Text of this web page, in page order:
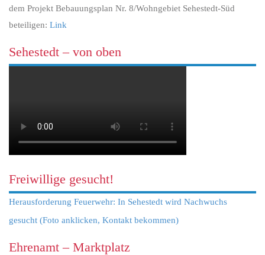
dem Projekt Bebauungsplan Nr. 8/Wohngebiet Sehestedt-Süd
beteiligen: Link
Sehestedt – von oben
Freiwillige gesucht!
Herausforderung Feuerwehr: In Sehestedt wird Nachwuchs
gesucht (Foto anklicken, Kontakt bekommen)
Ehrenamt – Marktplatz